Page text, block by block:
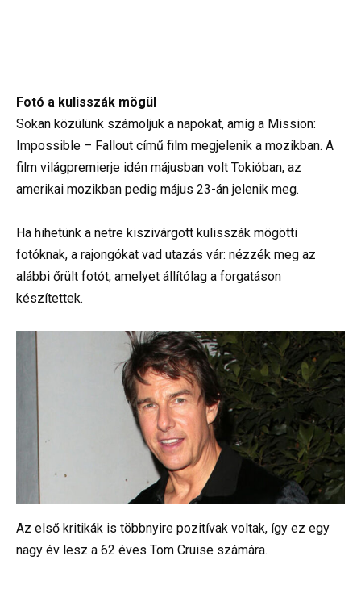
Fotó a kulisszák mögül
Sokan közülünk számoljuk a napokat, amíg a Mission:
Impossible – Fallout című film megjelenik a mozikban. A
film világpremierje idén májusban volt Tokióban, az
amerikai mozikban pedig május 23-án jelenik meg.
Ha hihetünk a netre kiszivárgott kulisszák mögötti
fotóknak, a rajongókat vad utazás vár: nézzék meg az
alábbi őrült fotót, amelyet állítólag a forgatáson
készítettek.
Az első kritikák is többnyire pozitívak voltak, így ez egy
nagy év lesz a 62 éves Tom Cruise számára.